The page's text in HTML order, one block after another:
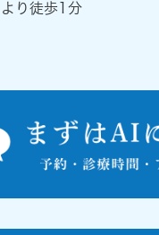
り徒歩1分